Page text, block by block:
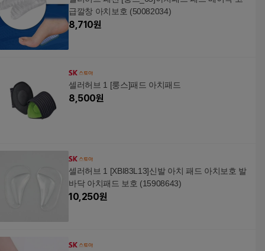
급깔창 아치보호 (50082034)
8,710원
셀러허브 1 [룽스]패드 아치패드
8,500원
셀러허브 1 [XBI83L13]신발 아치 패드 아치보호 발
바닥 아치패드 보호 (15908643)
10,250원